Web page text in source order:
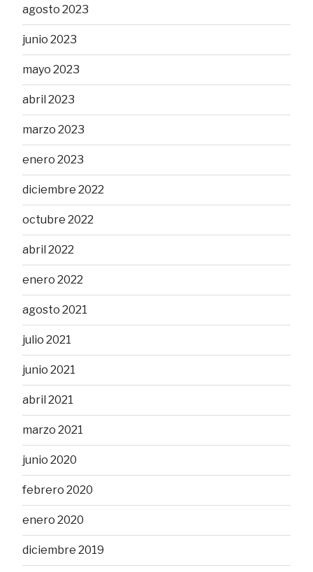
agosto 2023
junio 2023
mayo 2023
abril 2023
marzo 2023
enero 2023
diciembre 2022
octubre 2022
abril 2022
enero 2022
agosto 2021
julio 2021
junio 2021
abril 2021
marzo 2021
junio 2020
febrero 2020
enero 2020
diciembre 2019